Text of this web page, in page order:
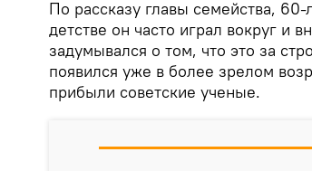
По рассказу главы семейства,
детстве он часто играл вокруг и
задумывался о том, что это за
появился уже в более зрелом
прибыли советские ученые.